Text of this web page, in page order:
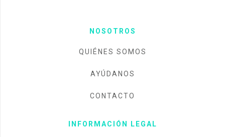
NOSOTROS
QUIÉNES SOMOS
AYÚDANOS
CONTACTO
INFORMACIÓN LEGAL